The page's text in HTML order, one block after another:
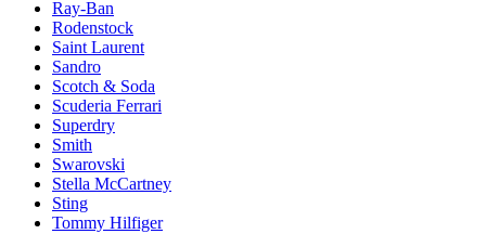
Ray-Ban
Rodenstock
Saint Laurent
Sandro
Scotch & Soda
Scuderia Ferrari
Superdry
Smith
Swarovski
Stella McCartney
Sting
Tommy Hilfiger